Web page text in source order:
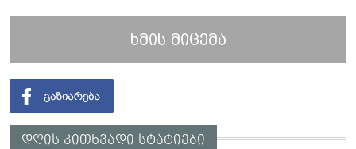
ხმის მიცემა
დღის კითხვადი სტატიები